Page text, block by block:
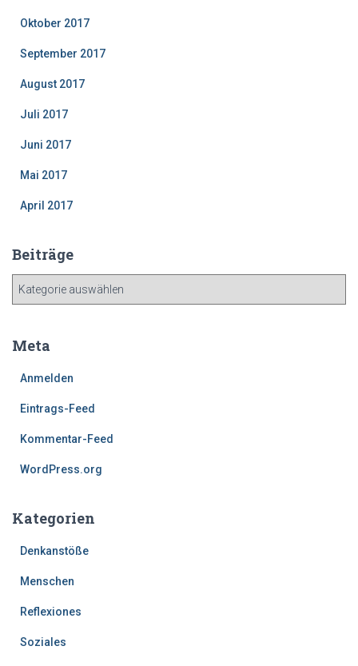
Oktober 2017
September 2017
August 2017
Juli 2017
Juni 2017
Mai 2017
April 2017
Beiträge
rMeta
Anmelden
Eintrags-Feed
Kommentar-Feed
WordPress.org
Kategorien
Denkanstöße
Menschen
Reflexiones
Soziales